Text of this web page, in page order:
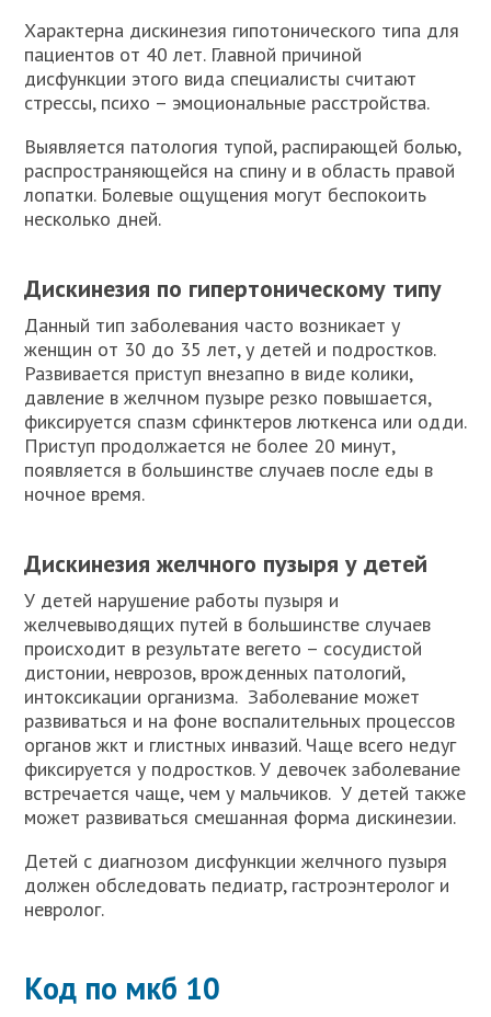
Характерна дискинезия гипотонического типа для
пациентов от 40 лет. Главной причиной
дисфункции этого вида специалисты считают
стрессы, психо – эмоциональные расстройства.
Выявляется патология тупой, распирающей болью,
распространяющейся на спину и в область правой
лопатки. Болевые ощущения могут беспокоить
несколько дней.
Дискинезия по гипертоническому типу
Данный тип заболевания часто возникает у
женщин от 30 до 35 лет, у детей и подростков.
Развивается приступ внезапно в виде колики,
давление в желчном пузыре резко повышается,
фиксируется спазм сфинктеров люткенса или одди.
Приступ продолжается не более 20 минут,
появляется в большинстве случаев после еды в
ночное время.
Дискинезия желчного пузыря у детей
У детей нарушение работы пузыря и
желчевыводящих путей в большинстве случаев
происходит в результате вегето – сосудистой
дистонии, неврозов, врожденных патологий,
интоксикации организма. Заболевание может
развиваться и на фоне воспалительных процессов
органов жкт и глистных инвазий. Чаще всего недуг
фиксируется у подростков. У девочек заболевание
встречается чаще, чем у мальчиков. У детей также
может развиваться смешанная форма дискинезии.
Детей с диагнозом дисфункции желчного пузыря
должен обследовать педиатр, гастроэнтеролог и
невролог.
Код по мкб 10